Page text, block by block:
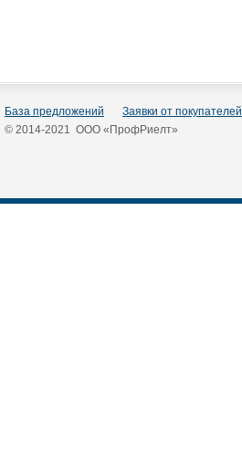
База предложений Заявки от покупателей
© 2014-2021 ООО «ПрофРиелт»